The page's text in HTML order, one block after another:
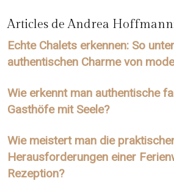
Articles de Andrea
Echte Chalets erkennen: So
authentischen Charme von
Wie erkennt man authentische
Gasthöfe mit Seele?
Wie meistert man die
Herausforderungen einer
Rezeption?